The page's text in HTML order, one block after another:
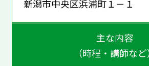
新潟市中央区浜浦町１－１
主な内容
（時程・講師など